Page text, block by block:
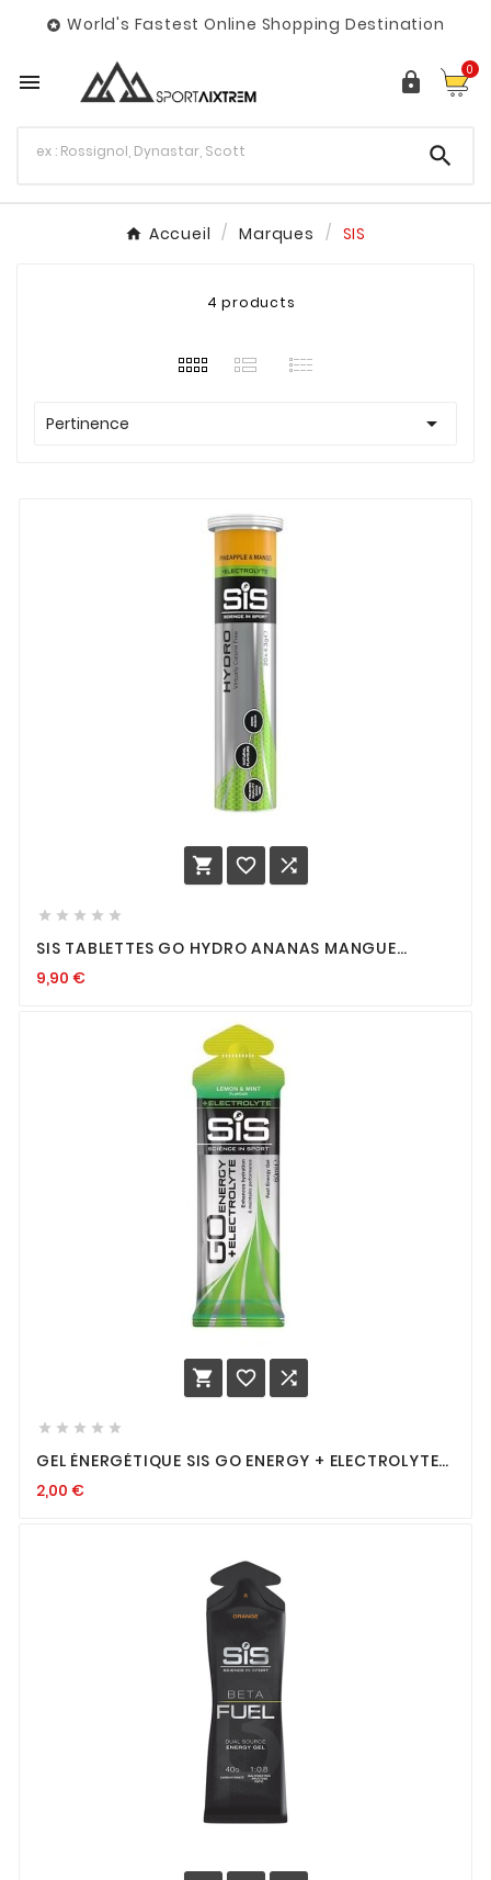
 World's Fastest Online Shopping Destination
  0

Accueil Marques SIS
4 products
Pertinence 
  
    
SIS TABLETTES GO HYDRO ANANAS MANGUE
9,90 €
  
    
GEL ÉNERGÉTIQUE SIS GO ENERGY + ELECTROLYTE
2,00 €